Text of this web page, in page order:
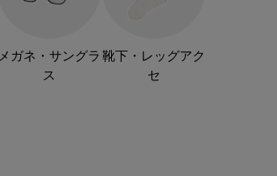
メガネ・サングラ
ス
靴下・レッグアク
セ